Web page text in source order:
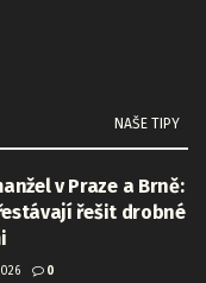
NAŠE TIPY
v Praze a Brně:
řešit drobné
0